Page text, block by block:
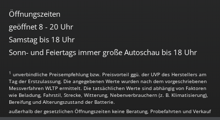
Öffnungszeiten
geöffnet 8 - 20 Uhr
Samstag bis 18 Uhr
Sonn- und Feiertags immer große Autoschau bis 18 Uhr
1 unverbindliche Preisempfehlung bzw. Preisvorteil ggü. der UVP des Herstellers am
Tag der Erstzulassung. Die angegebenen Werte wurden nach dem vorgeschriebenen
Messverfahren WLTP ermittelt. Die tatsächlichen Werte sind abhängig von Faktoren
wie Beladung, Fahrstil, Strecke, Witterung, Nebenverbrauchern (z. B. Klimatisierung),
Bereifung und Alterungszustand der Batterie.
außerhalb der gesetzlichen Öffnungszeiten keine Beratung, Probefahrten und Verkauf